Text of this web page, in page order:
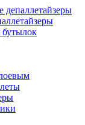
депаллетайзеры
бутылок